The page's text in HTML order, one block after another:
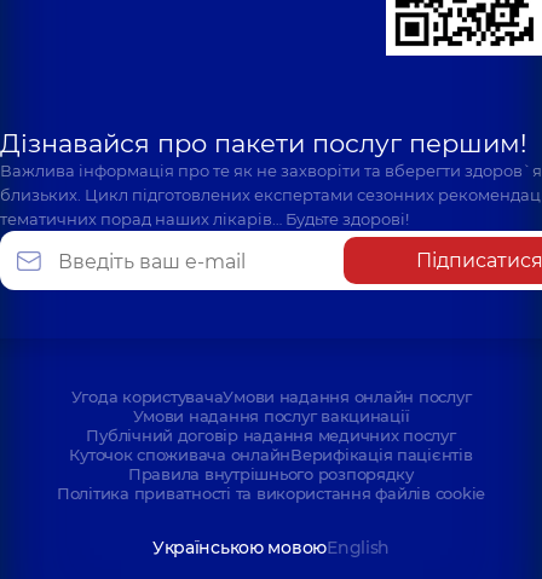
Дізнавайся про пакети послуг першим!
Важлива інформація про те як не захворіти та вберегти
близьких. Цикл підготовлених експертами сезонних
тематичних порад наших лікарів… Будьте здорові!
Підписатися
Угода користувачаУмови надання онлайн послуг
Умови надання послуг вакцинації
Публічний договір надання медичних послуг
Куточок споживача онлайнВерифікація пацієнтів
Правила внутрішнього розпорядку
Політика приватності та використання файлів cookie
Українською мовоюEnglish